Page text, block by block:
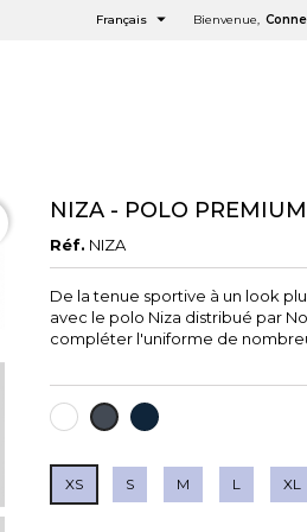
Bienvenue,
Français 
NIZA - POLO
Réf. NIZA
De la tenue sportive à un look
avec le polo Niza distribué par
compléter l'uniforme de
BLANCNOIRBLEU
NAVY
XS S M L XL